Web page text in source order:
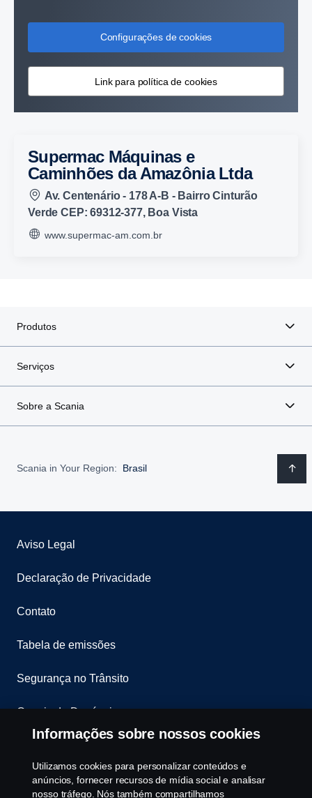
Configurações de cookies
Link para política de cookies
Supermac Máquinas e
Caminhões da Amazônia Ltda
Av. Centenário - 178 A-B - Bairro Cinturão
Verde CEP: 69312-377, Boa Vista
www.supermac-am.com.br
Produtos
Serviços
Sobre a Scania
Scania in Your Region: Brasil
Aviso Legal
Declaração de Privacidade
Contato
Tabela de emissões
Segurança no Trânsito
Canais de Denúncia
Programa de Rotulagem Veicular
Política de Cookies
Informações sobre nossos cookies
Utilizamos cookies para personalizar conteúdos e
anúncios, fornecer recursos de mídia social e analisar
nosso tráfego. Nós também compartilhamos